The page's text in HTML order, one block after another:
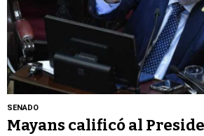
SENADO
Mayans calificó al